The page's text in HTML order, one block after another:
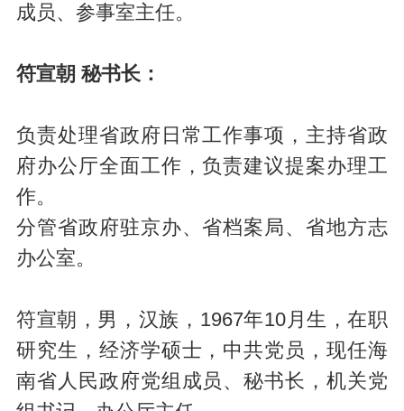
成员、参事室主任。
符宣朝 秘书长：
负责处理省政府日常工作事项，主持省政
府办公厅全面工作，负责建议提案办理工
作。
分管省政府驻京办、省档案局、省地方志
办公室。
符宣朝，男，汉族，1967年10月生，在职
研究生，经济学硕士，中共党员，现任海
南省人民政府党组成员、秘书长，机关党